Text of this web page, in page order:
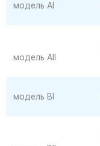
модель Al
модель AII
модель BI